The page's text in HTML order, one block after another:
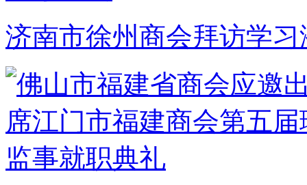
济南市徐州商会拜访学